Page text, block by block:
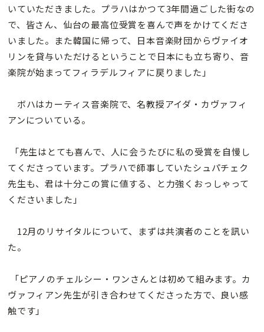
いていただきました。プラハはかつて3年間過ごした街なの
で、皆さん、仙台の最高位受賞を喜んで声をかけてくださ
いました。また韓国に帰って、日本音楽財団からヴァイオ
リンを貸与いただけるということで日本にも立ち寄り、音
楽院が始まってフィラデルフィアに戻りました」
ボハはカーティス音楽院で、名教授アイダ・カヴァフィ
アンについている。
「先生はとても喜んで、人に会うたびに私の受賞を自慢し
てくださっています。プラハで師事していたシュパチェク
先生も、君は十分この賞に値する、と力強くおっしゃって
くださいました」
12月のリサイタルについて、まずは共演者のことを訊い
た。
「ピアノのチェルシー・ワンさんとは初めて組みます。カ
ヴァフィアン先生が引き合わせてくださった方で、良い感
触です」